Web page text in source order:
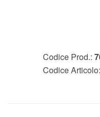
Codice Prod.:
Codice Articolo: